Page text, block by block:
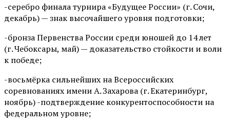
-серебро финала турнира «Будущее России» (г. Сочи,
декабрь) — знак высочайшего уровня подготовки;
-бронза Первенства России среди юношей до 14 лет
(г. Чебоксары, май) — доказательство стойкости и воли
к победе;
-восьмёрка сильнейших на Всероссийских
соревнованиях имени А. Захарова (г. Екатеринбург,
ноябрь) -подтверждение конкурентоспособности на
федеральном уровне;